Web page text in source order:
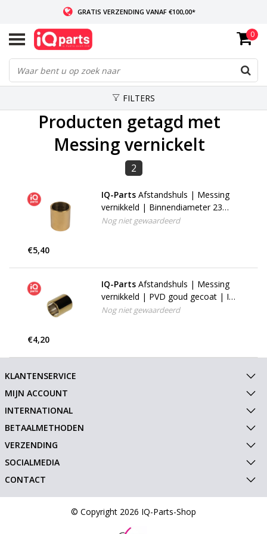
GRATIS VERZENDING VANAF €100,00*
INDIEN VOORRADIG: VOOR 14:00 BESTELD, ZELFDE DAG VERZONDEN
WERELDWIJDE LEVERING
0
FILTERS
Producten getagd met
Messing vernickelt
2
IQ-Parts Afstandshuls | Messing
vernikkeld | Binnendiameter 23
mm
Nog niet gewaardeerd
€5,40
IQ-Parts Afstandshuls | Messing
vernikkeld | PVD goud gecoat | ID
= 23 mm
Nog niet gewaardeerd
€4,20
KLANTENSERVICE
MIJN ACCOUNT
INTERNATIONAL
BETAALMETHODEN
VERZENDING
SOCIALMEDIA
CONTACT
© Copyright 2026 IQ-Parts-Shop